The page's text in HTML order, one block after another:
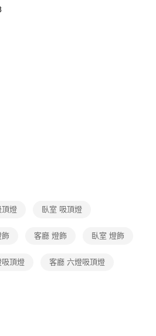
之後才付款」的支付方式。 讓您購物簡單
綁卡、不需儲值。
，再付款。
】
享後付」後，將跳轉至「AFTEE先享後付」
金額後，即可完成結帳。
繳費通知簡訊。
行付款，方視為交易完成。
享後付 」之結帳頁面顯示為準，若有關於
support/home
司提供之「AFTEE先享後付」服務完成之交
。
法定代理人或監護人之同意方可使用
頂燈 臥室 吸頂燈
飾 客廳 燈飾 臥室 燈飾
頂燈 客廳 六燈吸頂燈